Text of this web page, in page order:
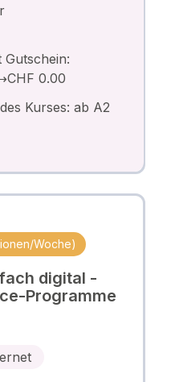
Gutschein:
CHF 0.00
Kurses: ab A2
Woche)
digital -
Programme